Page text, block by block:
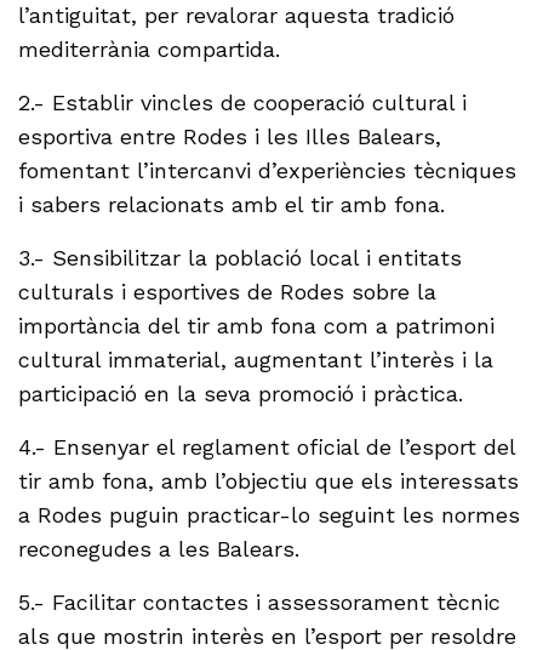
l’antiguitat, per revalorar aquesta tradició
mediterrània compartida.
2.- Establir vincles de cooperació cultural i
esportiva entre Rodes i les Illes Balears,
fomentant l’intercanvi d’experiències tècniques
i sabers relacionats amb el tir amb fona.
3.- Sensibilitzar la població local i entitats
culturals i esportives de Rodes sobre la
importància del tir amb fona com a patrimoni
cultural immaterial, augmentant l’interès i la
participació en la seva promoció i pràctica.
4.- Ensenyar el reglament oficial de l’esport del
tir amb fona, amb l’objectiu que els interessats
a Rodes puguin practicar-lo seguint les normes
reconegudes a les Balears.
5.- Facilitar contactes i assessorament tècnic
als que mostrin interès en l’esport per resoldre